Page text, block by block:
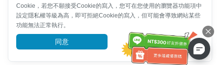
Cookie，若您不願接受Cookie的寫入，您可在您使用的瀏覽器功能項中
設定隱私權等級為高，即可拒絕Cookie的寫入，但可能會導致網站某些
功能無法正常執行。
同意 前往了解